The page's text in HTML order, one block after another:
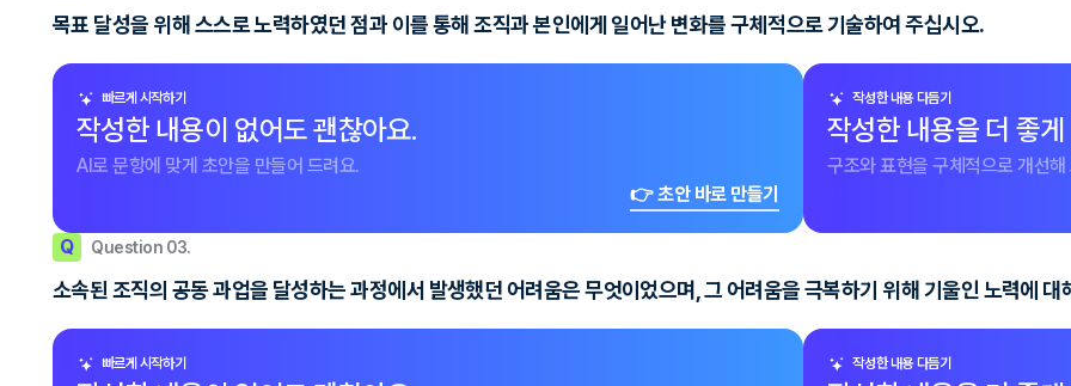
목표 달성을 위해 스스로 노력하였던 점과 이를 통해 조직과 본인에게 일어난 변화를 구체적으로 기술하여 주십시오.
빠르게 시작하기
작성한 내용이 없어도 괜찮아요.
AI로 문항에 맞게 초안을 만들어 드려요.
👉 초안 바로 만들기
작성한 내용 다듬기
작성한 내용을 더 좋
구조와 표현을 구체적으로 개선해
Q Question 03.
소속된 조직의 공동 과업을 달성하는 과정에서 발생했던 어려움은 무엇이었으며, 그 어려움을 극복하기 위해 기울인 노력에
빠르게 시작하기 작성한 내용 다듬기